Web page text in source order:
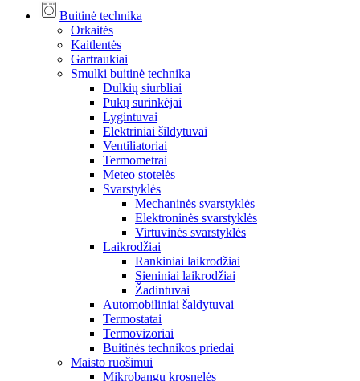
Buitinė technika
Orkaitės
Kaitlentės
Gartraukiai
Smulki buitinė technika
Dulkių siurbliai
Pūkų surinkėjai
Lygintuvai
Elektriniai šildytuvai
Ventiliatoriai
Termometrai
Meteo stotelės
Svarstyklės
Mechaninės svarstyklės
Elektroninės svarstyklės
Virtuvinės svarstyklės
Laikrodžiai
Rankiniai laikrodžiai
Sieniniai laikrodžiai
Žadintuvai
Automobiliniai šaldytuvai
Termostatai
Termovizoriai
Buitinės technikos priedai
Maisto ruošimui
Mikrobangų krosnelės